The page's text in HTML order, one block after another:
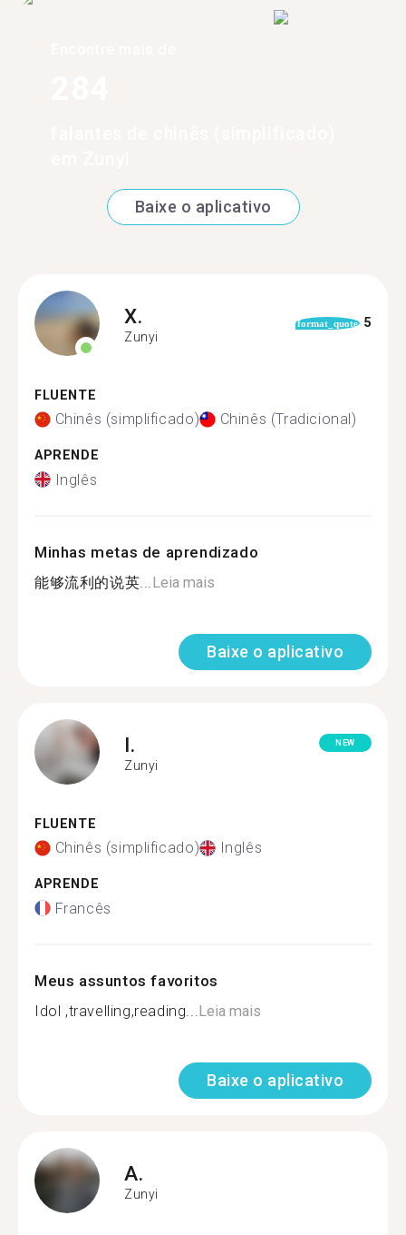
Baixe o aplicativo
X.
Zunyi
format_quote 5
FLUENTE
Chinês (simplificado) Chinês (Tradicional)
APRENDE
Inglês
Minhas metas de aprendizado
能够流利的说英... Leia mais
Baixe o aplicativo
I.
Zunyi
NEW
FLUENTE
Chinês (simplificado) Inglês
APRENDE
Francês
Meus assuntos favoritos
Idol ,travelling,reading... Leia mais
Baixe o aplicativo
A.
Zunyi